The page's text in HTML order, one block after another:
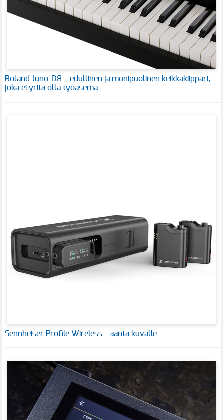
Roland Juno-D8 – edullinen ja monipuolinen keikkakiippari,
joka ei yritä olla työasema.
Sennheiser Profile Wireless – ääntä kuvalle